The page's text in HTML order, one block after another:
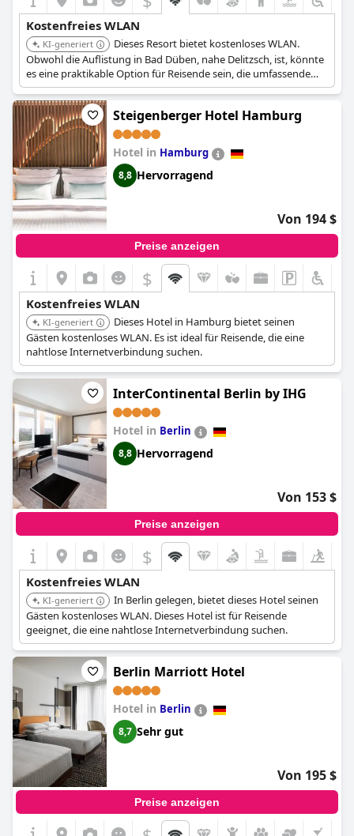
Kostenfreies WLAN
KI-generiert
Dieses Resort bietet kostenloses WLAN.
Obwohl die Auflistung in Bad Düben, nahe Delitzsch, ist, könnte
es eine praktikable Option für Reisende sein, die umfassende
Dienstleistungen und Konnektivität suchen.
Steigenberger Hotel Hamburg
Hotel in Hamburg
8,8 Hervorragend
Von 194 $
Preise anzeigen
$
Kostenfreies WLAN
KI-generiert
Dieses Hotel in Hamburg bietet seinen
Gästen kostenloses WLAN. Es ist ideal für Reisende, die eine
nahtlose Internetverbindung suchen.
InterContinental Berlin by IHG
Hotel in Berlin
8,8 Hervorragend
Von 153 $
Preise anzeigen
$
Kostenfreies WLAN
KI-generiert
In Berlin gelegen, bietet dieses Hotel seinen
Gästen kostenloses WLAN. Dieses Hotel ist für Reisende
geeignet, die eine nahtlose Internetverbindung suchen.
Berlin Marriott Hotel
Hotel in Berlin
8,7 Sehr gut
Von 195 $
Preise anzeigen